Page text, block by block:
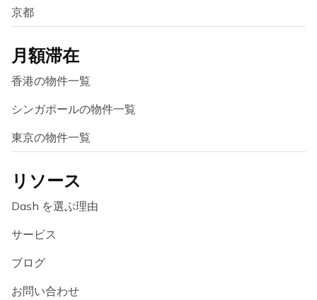
京都
月額滞在
香港の物件一覧
シンガポールの物件一覧
東京の物件一覧
リソース
Dash を選ぶ理由
サービス
ブログ
お問い合わせ